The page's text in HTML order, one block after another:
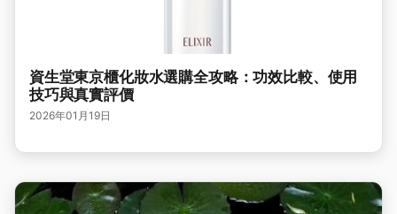
資生堂東京櫃化妝水選購全攻略：功效比較、使用
技巧與真實評價
2026年01月19日